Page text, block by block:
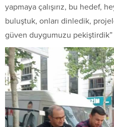
yapmaya çalışırız, bu hedef,
buluştuk, onları dinledik,
güven duygumuzu